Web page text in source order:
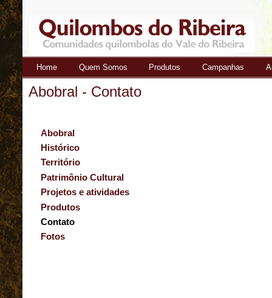
Quilombos
do Ribeira
Home Quem Somos Produtos Campanhas
Abobral - Contato
Abobral
Histórico
Território
Patrimônio Cultural
Projetos e atividades
Produtos
Contato
Fotos